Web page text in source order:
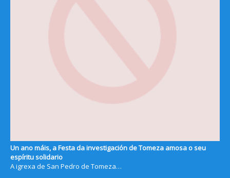
Un ano máis, a Festa da investigación de Tomeza amosa o seu
espíritu solidario
A igrexa de San Pedro de Tomeza…